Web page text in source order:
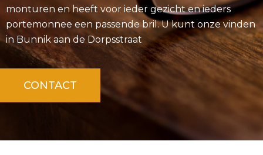
monturen en heeft voor ieder gezicht en ieders
portemonnee een passende bril. U kunt onze vinden
in Bunnik aan de Dorpsstraat
CONTACT